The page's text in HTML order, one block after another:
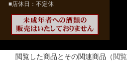
■店休日：不定休